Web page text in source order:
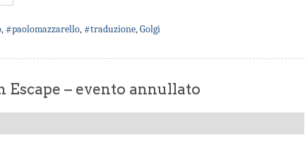
,#paolomazzarello,#traduzione,Golgi
Escape – evento annullato